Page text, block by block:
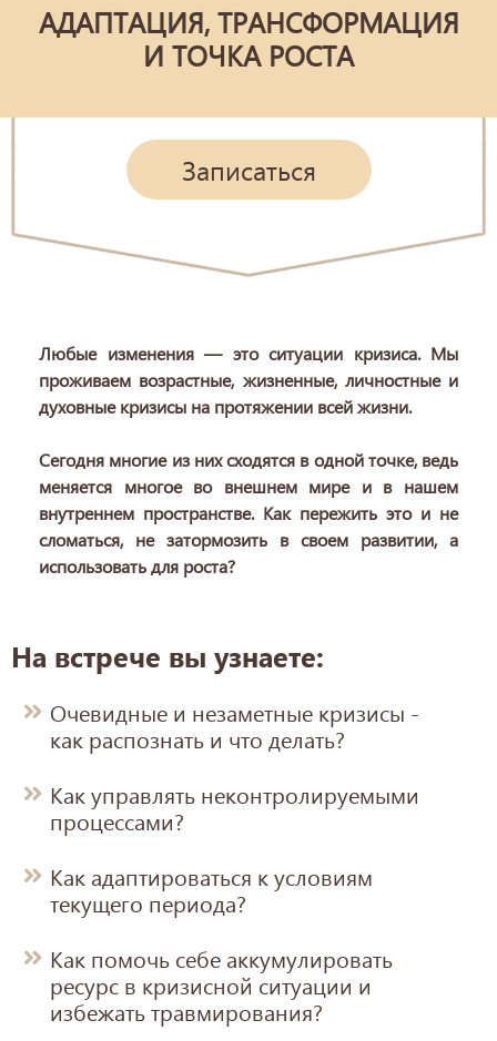
АДАПТАЦИЯ, ТРАНСФОРМАЦИЯ
И ТОЧКА РОСТА
Записаться
Любые изменения — это ситуации кризиса. Мы
проживаем возрастные, жизненные, личностные и
духовные кризисы на протяжении всей жизни.
Сегодня многие из них сходятся в одной точке, ведь
меняется многое во внешнем мире и в нашем
внутреннем пространстве. Как пережить это и не
сломаться, не затормозить в своем развитии, а
использовать для роста?
На встрече вы узнаете:
Очевидные и незаметные кризисы -
как распознать и что делать?
Как управлять неконтролируемыми
процессами?
Как адаптироваться к условиям
текущего периода?
Как помочь себе аккумулировать
ресурс в кризисной ситуации и
избежать травмирования?